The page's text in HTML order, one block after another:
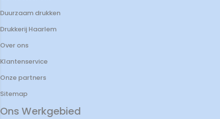
Duurzaam drukken
Drukkerij Haarlem
Over ons
Klantenservice
Onze partners
Sitemap
Ons Werkgebied